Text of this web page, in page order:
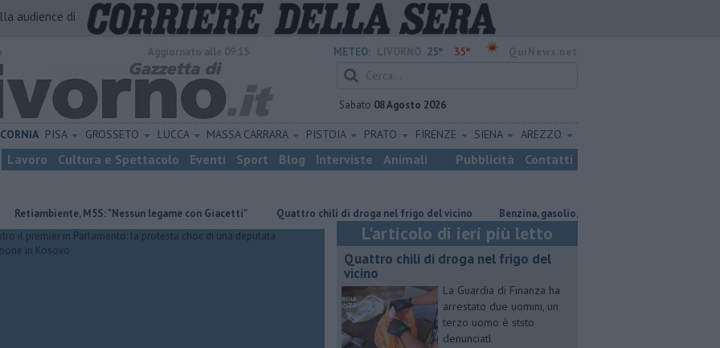
audience di
METEO: 25° 35°
Sabato 08 Agosto 2026
PISA GROSSETO LUCCA MASSA CARRARA PISTOIA PRATO FIRENZE SIENA AREZZO
Lavoro Cultura e Spettacolo Eventi Sport Blog Interviste Animali Pubblicità Contatti
M5S: "Nessun legame con Giacetti" Quattro chili di droga nel frigo del vicino ​Benzina, gasolio, gpl, ecco dove risparmiare
L'articolo di ieri più letto
Quattro chili di droga nel frigo del
vicino
La Guardia di Finanza ha
arrestato due uomini, un
terzo uomo è ststo
denunciatl